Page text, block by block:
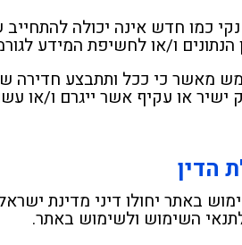
נקי כמו חדש אינה יכולה
הנתונים ו/או לחשיפת המידע
מאשר כי ככל ותתבצע חדירה
ישיר או עקיף אשר ייגרם ו/או
הדין
באתר יחולו דיני מדינת
השימוש ולשימוש באתר.